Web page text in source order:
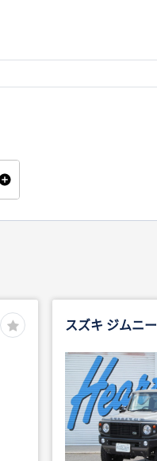
スズキ ジムニー